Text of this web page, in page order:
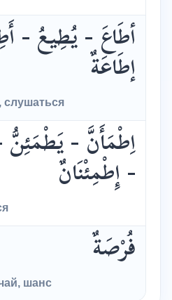
أطَاعَ - يُطِيعُ -
إطَاعَةٌ
слушаться
اِطْمَأَنَّ - يَطْمَئِنُّ
- إِطْمِئْنَانٌ
فُرْصَةٌ
шанс